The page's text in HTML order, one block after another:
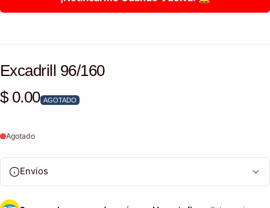
Excadrill 96/160
Precio habitual
$ 0.00 AGOTADO
Agotado
Envios